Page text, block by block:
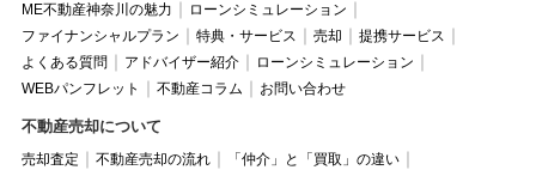
ME不動産神奈川の魅力
ローンシミュレーション
ファイナンシャルプラン
特典・サービス 売却
提携サービス
よくある質問
アドバイザー紹介
ローンシミュレーション
WEBパンフレット
不動産コラム お問い合わせ
不動産売却について
売却査定 不動産売却の流れ
「仲介」と「買取」の違い